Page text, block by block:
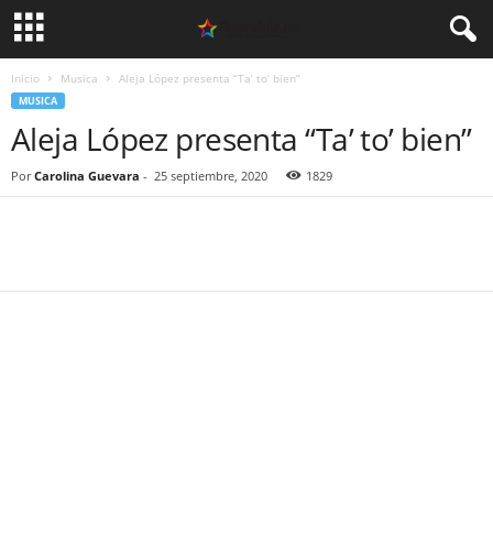
Inicio Musica Aleja López presenta “Ta’ to’ bien”
MUSICA
Aleja López presenta “Ta’ to’ bien”
Por Carolina Guevara - 25 septiembre, 2020 1829